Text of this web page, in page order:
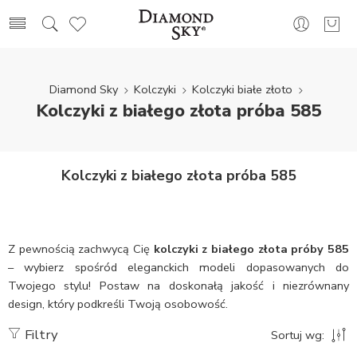
Diamond Sky Kolczyki Kolczyki białe złoto
Kolczyki z białego złota próba 585
Kolczyki z białego złota próba 585
Z pewnością zachwycą Cię kolczyki z białego złota próby 585
– wybierz spośród eleganckich modeli dopasowanych do
Twojego stylu! Postaw na doskonałą jakość i niezrównany
design, który podkreśli Twoją osobowość.
Filtry Sortuj wg: